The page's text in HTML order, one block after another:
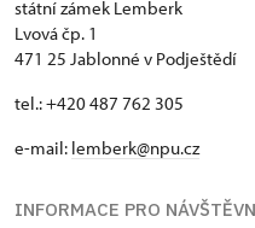
státní zámek Lemberk
Lvová čp. 1
471 25 Jablonné v Podještědí
tel.: +420 487 762 305
e-mail: lemberk@npu.cz
INFORMACE PRO